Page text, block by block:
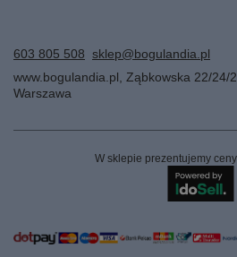
603 805 508 sklep@bogulandia.pl
www.bogulandia.pl
Ząbkowska 22/24/
Warszawa
W sklepie prezentujemy ceny